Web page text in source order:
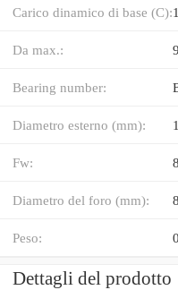
Carico dinamico di base (C):
Da max.:
Bearing number:
Diametro esterno (mm):
Fw:
Diametro del foro (mm):
Peso:
Dettagli del prodotto